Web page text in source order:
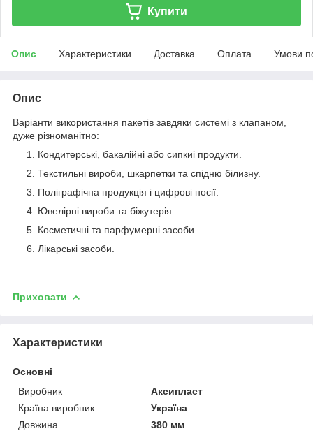
Купити
Опис Характеристики Доставка Оплата Умови
Опис
Варіанти використання пакетів завдяки системі з клапаном,
дуже різноманітно:
Кондитерські, бакалійні або сипкиі продукти.
Текстильні вироби, шкарпетки та спідню білизну.
Поліграфічна продукція і цифрові носії.
Ювелірні вироби та біжутерія.
Косметичні та парфумерні засоби
Лікарські засоби.
Приховати
Характеристики
Основні
Виробник
Аксипласт
Країна виробник
Україна
Довжина
380 мм